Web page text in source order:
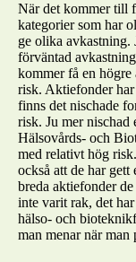
När det kommer till
kategorier som har
ge olika avkastning.
förväntad
kommer få en
risk. Aktiefonder
finns det nischade
risk. Ju mer nischad
Hälsovårds- och
med relativt hög
också att de har
breda aktiefonder
inte varit rak, det
hälso- och
man menar när man